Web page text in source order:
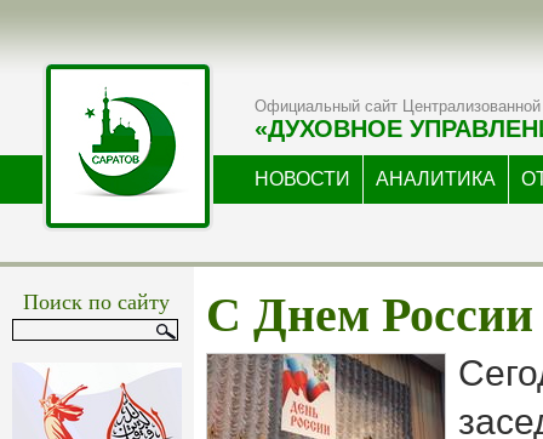
Официальный сайт Централизованной
«ДУХОВНОЕ
НОВОСТИ АНАЛИТИКА
Поиск по сайту С Днем России